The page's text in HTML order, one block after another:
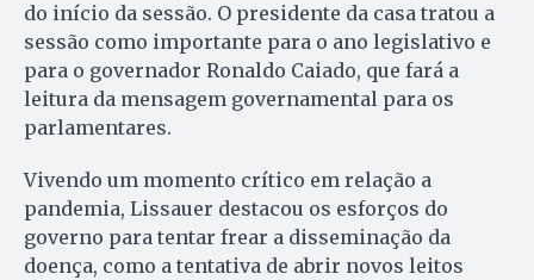
do início da sessão. O presidente da casa tratou a
sessão como importante para o ano legislativo e
para o governador Ronaldo Caiado, que fará a
leitura da mensagem governamental para os
parlamentares.
Vivendo um momento crítico em relação a
pandemia, Lissauer destacou os esforços do
governo para tentar frear a disseminação da
doença, como a tentativa de abrir novos leitos